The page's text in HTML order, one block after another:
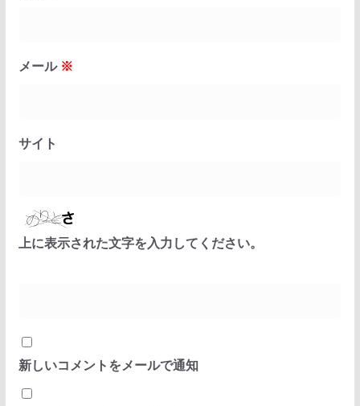
メール ※
サイト
上に表示された文字を入力してください。
新しいコメントをメールで通知